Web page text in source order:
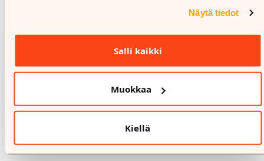
Näytä tiedot
Salli kaikki
Muokkaa
Kiellä
%